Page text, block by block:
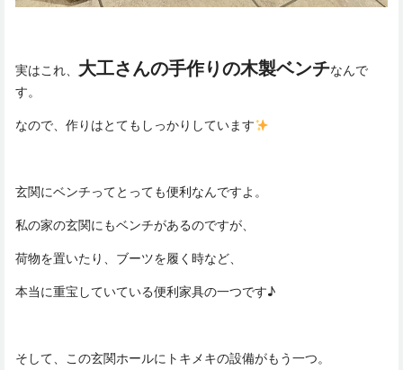
実はこれ、 大工さんの手作りの木製ベンチなんで
す。
なので、作りはとてもしっかりしています
玄関にベンチってとっても便利なんですよ。
私の家の玄関にもベンチがあるのですが、
荷物を置いたり、ブーツを履く時など、
本当に重宝していている便利家具の一つです♪
そして、この玄関ホールにトキメキの設備がもう一つ。